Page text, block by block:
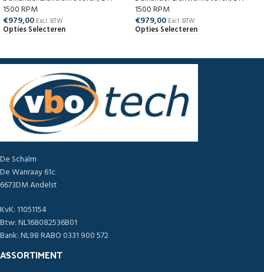
1500 RPM
€979,00 Excl. BTW
Opties Selecteren
1500 RPM
€979,00 Excl. BTW
Opties Selecteren
De Schalm
De Wanraay 61c
6673DM Andelst
KvK: 11051154
Btw: NL168082536B01
Bank: NL98 RABO 0331 900 572
ASSORTIMENT